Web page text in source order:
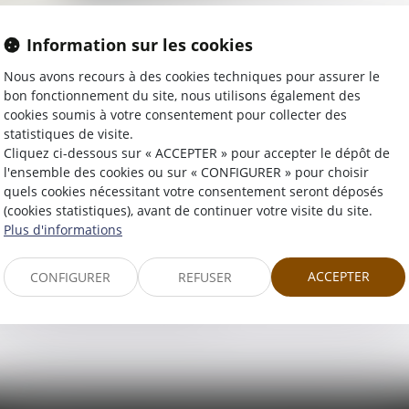
DE CAPITAUX
TERRORISME
de lutte contre le blanchiment de capitaux et le
le blanchiment de capitaux.
Information sur les cookies
Nous avons recours à des cookies techniques pour assurer le
bon fonctionnement du site, nous utilisons également des
cookies soumis à votre consentement pour collecter des
statistiques de visite.
Cliquez ci-dessous sur « ACCEPTER » pour accepter le dépôt de
l'ensemble des cookies ou sur « CONFIGURER » pour choisir
quels cookies nécessitant votre consentement seront déposés
(cookies statistiques), avant de continuer votre visite du site.
Plus d'informations
CONFIGURER REFUSER ACCEPTER